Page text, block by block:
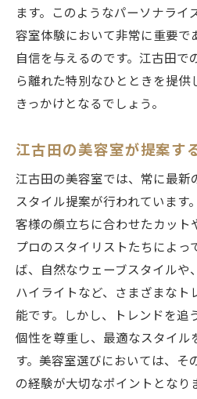
ます。このようなパーソナライ
容室体験において非常に重要で
自信を与えるのです。江古田で
ら離れた特別なひとときを提供
きっかけとなるでしょう。
江古田の美容室が提案す
江古田の美容室では、常に最新
スタイル提案が行われています
客様の顔立ちに合わせたカット
プロのスタイリストたちによっ
ば、自然なウェーブスタイルや
ハイライトなど、さまざまなト
能です。しかし、トレンドを追
個性を尊重し、最適なスタイル
す。美容室選びにおいては、そ
の経験が大切なポイントとなり